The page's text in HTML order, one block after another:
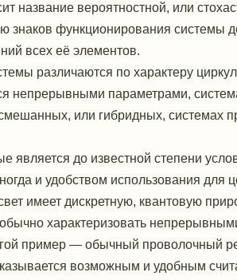
название вероятностной, или
знаков функционирования системы
всех её элементов.
различаются по характеру
непрерывными параметрами,
или гибридных, системах
является до известной степени
и удобством использования для
имеет дискретную, квантовую
характеризовать
пример — обычный проволочный
возможным и удобным